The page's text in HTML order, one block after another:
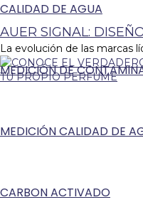
CALIDAD DE AGUA
MEDICIÓN DE
MEDICIÓN CALIDAD DE
CARBON ACTIVADO
AUER SIGNAL:
La evolución de las marcas